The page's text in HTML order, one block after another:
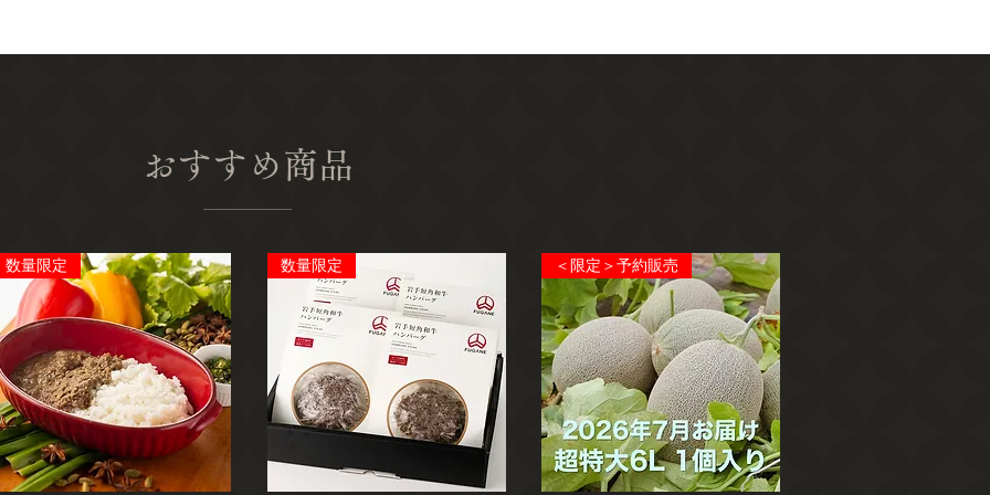
おすすめ商品
数量限定 数量限定 ＜限定＞予約販売